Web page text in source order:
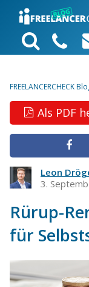
FREELANCERCHECK
Als PDF
Leon
3.
Rürup-
für